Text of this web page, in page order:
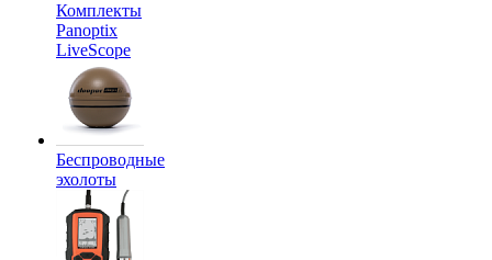
Комплекты
Panoptix
LiveScope
Беспроводные
эхолоты